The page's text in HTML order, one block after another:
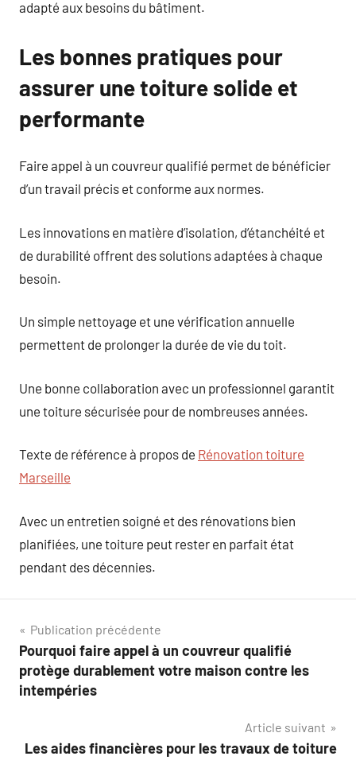
adapté aux besoins du bâtiment.
Les bonnes pratiques pour
assurer une toiture solide et
performante
Faire appel à un couvreur qualifié permet de bénéficier
d’un travail précis et conforme aux normes.
Les innovations en matière d’isolation, d’étanchéité et
de durabilité offrent des solutions adaptées à chaque
besoin.
Un simple nettoyage et une vérification annuelle
permettent de prolonger la durée de vie du toit.
Une bonne collaboration avec un professionnel garantit
une toiture sécurisée pour de nombreuses années.
Texte de référence à propos de Rénovation toiture
Marseille
Avec un entretien soigné et des rénovations bien
planifiées, une toiture peut rester en parfait état
pendant des décennies.
Navigation
de
l’article
Publication précédente
Pourquoi faire appel à un couvreur qualifié
protège durablement votre maison contre les
intempéries
Article suivant
Les aides financières pour les travaux de toiture